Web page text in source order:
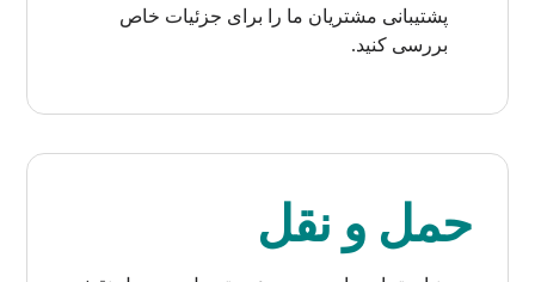
پشتیبانی مشتریان ما را برای جزئیات خاص
بررسی کنید.
حمل و نقل